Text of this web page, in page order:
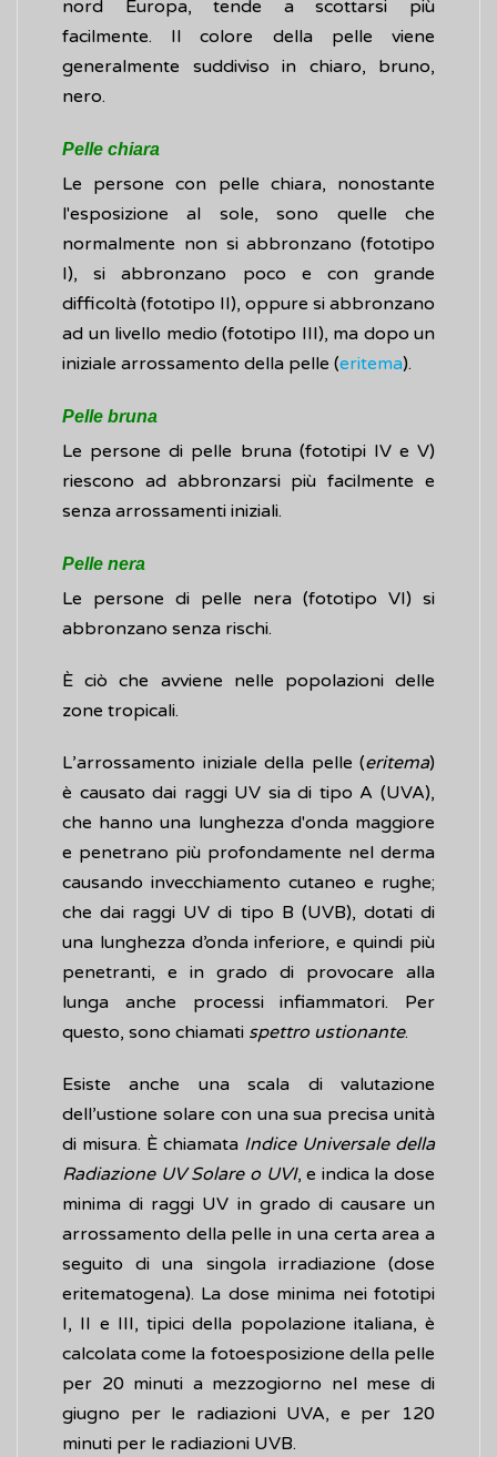
nord Europa, tende a scottarsi più
facilmente. Il colore della pelle viene
generalmente suddiviso in chiaro, bruno,
nero.
Pelle chiara
Le persone con pelle chiara, nonostante
l'esposizione al sole, sono quelle che
normalmente non si abbronzano (fototipo
I), si abbronzano poco e con grande
difficoltà (fototipo II), oppure si abbronzano
ad un livello medio (fototipo III), ma dopo un
iniziale arrossamento della pelle (eritema).
Pelle bruna
Le persone di pelle bruna (fototipi IV e V)
riescono ad abbronzarsi più facilmente e
senza arrossamenti iniziali.
Pelle nera
Le persone di pelle nera (fototipo VI) si
abbronzano senza rischi.
È ciò che avviene nelle popolazioni delle
zone tropicali.
L’arrossamento iniziale della pelle (eritema)
è causato dai raggi UV sia di tipo A (UVA),
che hanno una lunghezza d'onda maggiore
e penetrano più profondamente nel derma
causando invecchiamento cutaneo e rughe;
che dai raggi UV di tipo B (UVB), dotati di
una lunghezza d’onda inferiore, e quindi più
penetranti, e in grado di provocare alla
lunga anche processi infiammatori. Per
questo, sono chiamati spettro ustionante.
Esiste anche una scala di valutazione
dell’ustione solare con una sua precisa unità
di misura. È chiamata Indice Universale della
Radiazione UV Solare o UVI, e indica la dose
minima di raggi UV in grado di causare un
arrossamento della pelle in una certa area a
seguito di una singola irradiazione (dose
eritematogena). La dose minima nei fototipi
I, II e III, tipici della popolazione italiana, è
calcolata come la fotoesposizione della pelle
per 20 minuti a mezzogiorno nel mese di
giugno per le radiazioni UVA, e per 120
minuti per le radiazioni UVB.